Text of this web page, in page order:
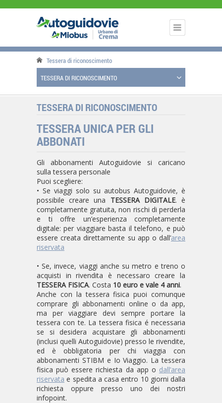
Tessera di riconoscimento
TESSERA DI RICONOSCIMENTO
TESSERA DI RICONOSCIMENTO
TESSERA UNICA PER GLI
ABBONATI
Gli abbonamenti Autoguidovie si caricano
sulla tessera personale
Puoi scegliere:
• Se viaggi solo su autobus Autoguidovie, è
possibile creare una TESSERA DIGITALE. è
completamente gratuita, non rischi di perderla
e ti offre un’esperienza completamente
digitale: per viaggiare basta il telefono, e può
essere creata direttamente su app o dall’area
riservata
• Se, invece, viaggi anche su metro e treno o
acquisti in rivendita è necessaro creare la
TESSERA FISICA. Costa 10 euro e vale 4 anni.
Anche con la tessera fisica puoi comunque
comprare gli abbonamenti online o da app,
ma per viaggiare devi sempre portare la
tessera con te. La tessera fisica é necessaria
se si desidera acquistare gli abbonamenti
(inclusi quelli Autoguidovie) presso le rivendite,
ed è obbligatoria per chi viaggia con
abbonamenti STIBM e Io Viaggio. La tessera
fisica può essere richiesta da app o dall’area
riservata e spedita a casa entro 10 giorni dalla
richiesta oppure presso uno dei nostri
infopoint.